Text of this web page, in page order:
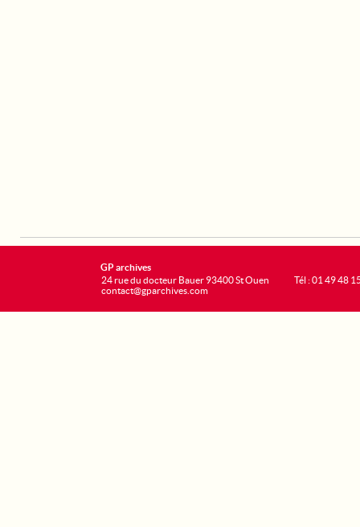
GP archives
24 rue du docteur Bauer 93400 St Ouen
contact@gparchives.com
Tél : 01 49 48